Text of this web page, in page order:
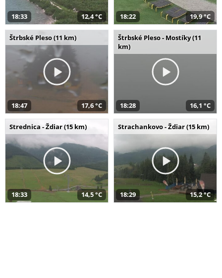
18:33 12,4 °C 18:22 19,9 °C
Štrbské Pleso (11 km)
18:47 17,6 °C
Štrbské Pleso - Mostíky (11
km)
18:28 16,1 °C
Strednica - Ždiar (15 km)
18:33 14,5 °C
Strachankovo - Ždiar (15 km)
18:29 15,2 °C